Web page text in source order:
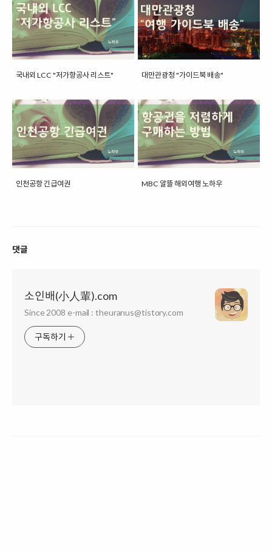
국내외 LCC "저가항공사 리스트" 대만관광청 "가이드북 배송"
인천공항 긴급여권 MBC 알뜰 해외여행 노하우
댓글
소인배(小人輩).com
Since 2008 e-mail : theuranus@tistory.com
구독하기